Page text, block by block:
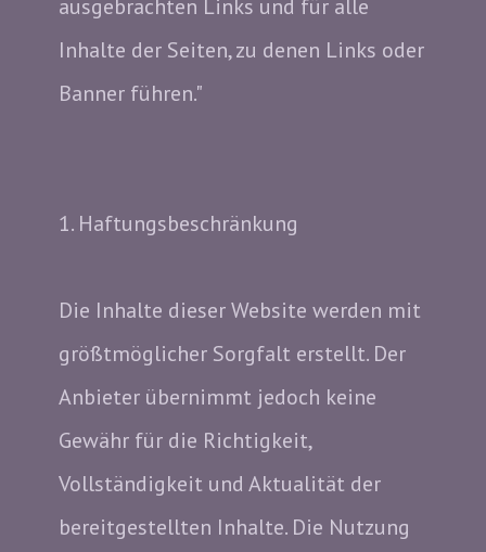
ausgebrachten Links und für alle
Inhalte der Seiten, zu denen Links oder
Banner führen."
1. Haftungsbeschränkung
Die Inhalte dieser Website werden mit
größtmöglicher Sorgfalt erstellt. Der
Anbieter übernimmt jedoch keine
Gewähr für die Richtigkeit,
Vollständigkeit und Aktualität der
bereitgestellten Inhalte. Die Nutzung